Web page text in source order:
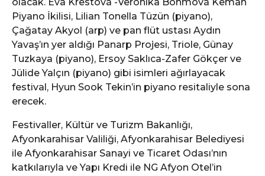
Piyano İkilisi, Lilian Tonella Tüzün (piyano),
Çağatay Akyol (arp) ve pan flüt ustası Aydın
Yavaş’ın yer aldığı Panarp Projesi, Triole, Günay
Tuzkaya (piyano), Ersoy Saklıca-Zafer Gökçer ve
Jülide Yalçın (piyano) gibi isimleri ağırlayacak
festival, Hyun Sook Tekin’in piyano resitaliyle sona
erecek.
Festivaller, Kültür ve Turizm Bakanlığı,
Afyonkarahisar Valiliği, Afyonkarahisar Belediyesi
ile Afyonkarahisar Sanayi ve Ticaret Odası’nın
katkılarıyla ve Yapı Kredi ile NG Afyon Otel’in